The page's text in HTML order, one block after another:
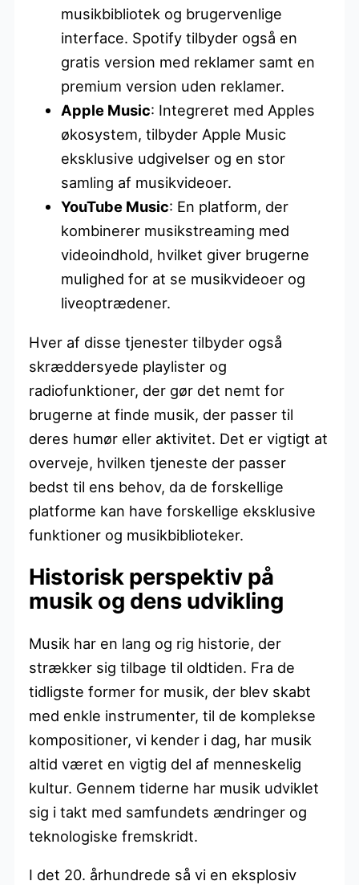
musikbibliotek og brugervenlige
interface. Spotify tilbyder også en
gratis version med reklamer samt en
premium version uden reklamer.
Apple Music: Integreret med Apples
økosystem, tilbyder Apple Music
eksklusive udgivelser og en stor
samling af musikvideoer.
YouTube Music: En platform, der
kombinerer musikstreaming med
videoindhold, hvilket giver brugerne
mulighed for at se musikvideoer og
liveoptrædener.
Hver af disse tjenester tilbyder også
skræddersyede playlister og
radiofunktioner, der gør det nemt for
brugerne at finde musik, der passer til
deres humør eller aktivitet. Det er vigtigt at
overveje, hvilken tjeneste der passer
bedst til ens behov, da de forskellige
platforme kan have forskellige eksklusive
funktioner og musikbiblioteker.
Historisk perspektiv på
musik og dens udvikling
Musik har en lang og rig historie, der
strækker sig tilbage til oldtiden. Fra de
tidligste former for musik, der blev skabt
med enkle instrumenter, til de komplekse
kompositioner, vi kender i dag, har musik
altid været en vigtig del af menneskelig
kultur. Gennem tiderne har musik udviklet
sig i takt med samfundets ændringer og
teknologiske fremskridt.
I det 20. århundrede så vi en eksplosiv